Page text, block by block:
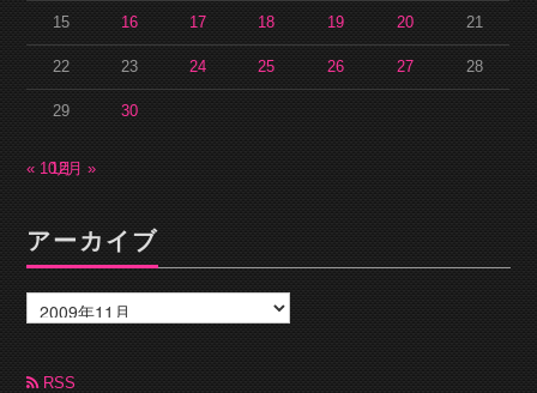
15 16 17 18 19 20 21
22 23 24 25 26 27 28
29 30
« 10月12月 »
アーカイブ
ー
カ
ブ RSS